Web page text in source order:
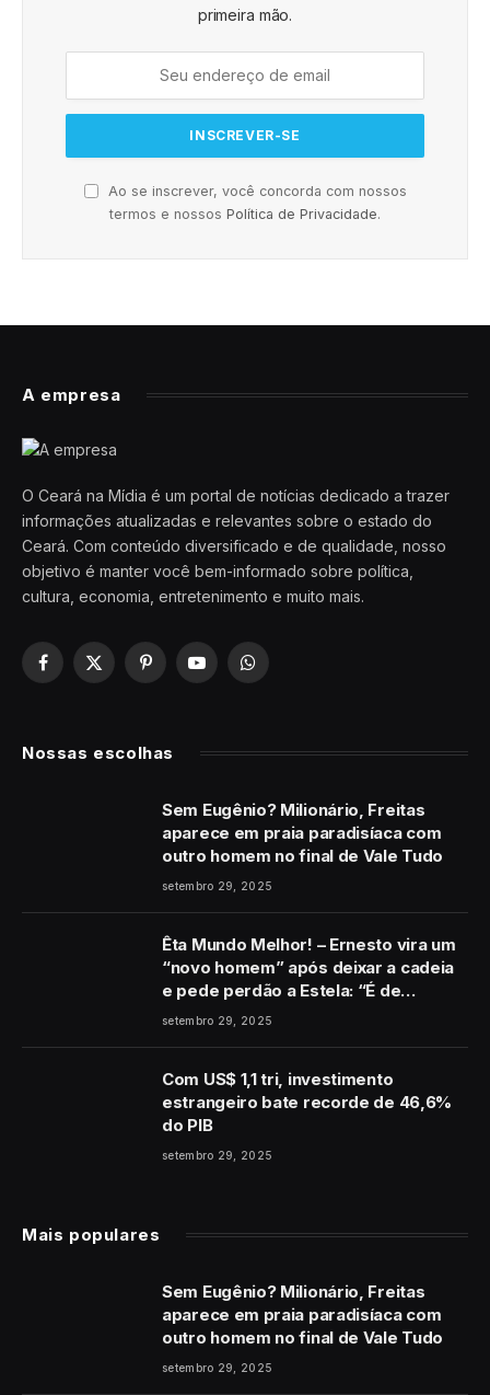
primeira mão.
Ao se inscrever, você concorda com nossos
termos e nossos Política de Privacidade.
A empresa
O Ceará na Mídia é um portal de notícias dedicado a trazer
informações atualizadas e relevantes sobre o estado do
Ceará. Com conteúdo diversificado e de qualidade, nosso
objetivo é manter você bem-informado sobre política,
cultura, economia, entretenimento e muito mais.
Facebook
X
PinterestYouTubeWhatsApp
Nossas escolhas
Sem Eugênio? Milionário, Freitas
aparece em praia paradisíaca com
outro homem no final de Vale Tudo
setembro 29, 2025
Êta Mundo Melhor! – Ernesto vira um
“novo homem” após deixar a cadeia
e pede perdão a Estela: “É de
coração”
setembro 29, 2025
Com US$ 1,1 tri, investimento
estrangeiro bate recorde de 46,6%
do PIB
setembro 29, 2025
Mais populares
Sem Eugênio? Milionário, Freitas
aparece em praia paradisíaca com
outro homem no final de Vale Tudo
setembro 29, 2025